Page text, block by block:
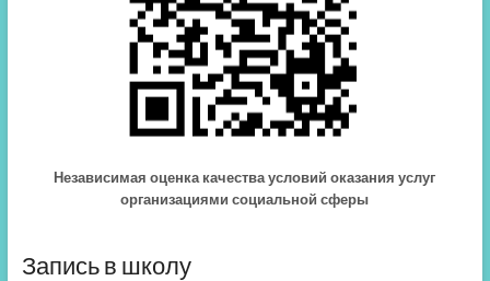
Независимая оценка качества условий оказания услуг
организациями социальной сферы
Запись в школу